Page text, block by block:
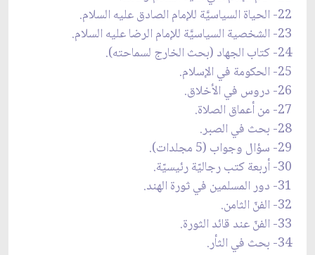
22- الحياة السياسيَّة للإمام الصادق عليه السلام.
23- الشخصية السياسيَّة للإمام الرضا عليه السلام.
24- كتاب الجهاد (بحث الخارج لسماحته).
25- الحكومة في الإسلام.
26- دروس في الأخلاق.
27- من أعماق الصلاة.
28- بحث في الصبر.
29- سؤال وجواب (5 مجلدات).
30- أربعة كتب رجاليّة رئيسيّة.
31- دور المسلمين في ثورة الهند.
32- الفنّ الثامن.
33- الفنّ عند قائد الثورة.
34- بحث في الثأر.